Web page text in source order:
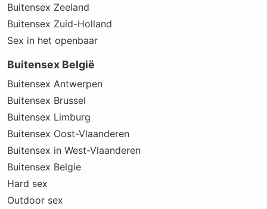
Buitensex Zeeland
Buitensex Zuid-Holland
Sex in het openbaar
Buitensex België
Buitensex Antwerpen
Buitensex Brussel
Buitensex Limburg
Buitensex Oost-Vlaanderen
Buitensex in West-Vlaanderen
Buitensex Belgie
Hard sex
Outdoor sex